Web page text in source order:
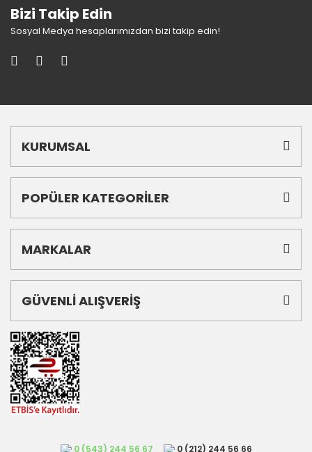
Bizi Takip Edin
Sosyal Medya hesaplarımızdan bizi takip edin!
KURUMSAL
POPÜLER KATEGORİLER
MARKALAR
GÜVENLİ ALIŞVERİŞ
0 (543) 244 56 67 0 (212) 244 56 66